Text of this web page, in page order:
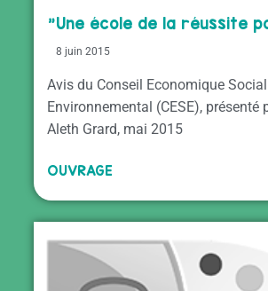
"Une école de la réussite
8 juin 2015
Avis du Conseil Economique
Environnemental (CESE), présenté
Aleth Grard, mai 2015
OUVRAGE